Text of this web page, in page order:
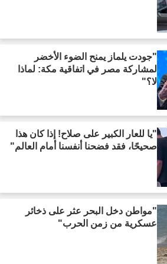
"جودت يلماز يمنح الضوء الأخضر
لمشاركة مصر في اتفاقية مكة: لماذا
لا؟"
"يا للعار الكبير على صلاح! إذا كان هذا
صحيحًا، فقد فضحنا أنفسنا أمام العالم"
"مواطن دخل البحر عثر على ذخائر
عسكرية من زمن الحرب"